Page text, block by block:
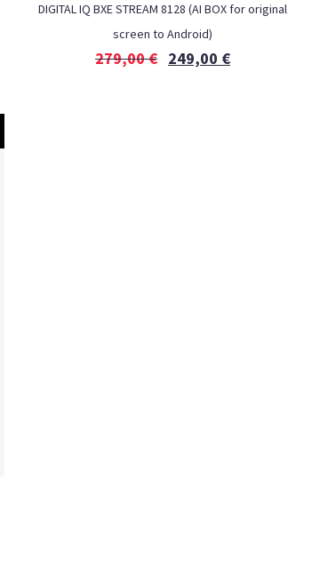
DIGITAL IQ BXE STREAM 8128 (AI BOX for original
screen to Android)
279,00€ 249,00 €